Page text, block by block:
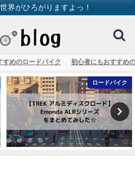
界がひろがりますよっ！
すめのロードバイク 初心者にもおすすめ
イク クロスバ